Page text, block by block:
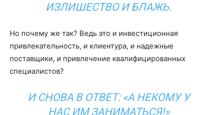
ИЗЛИШЕСТВО И БЛАЖЬ.
Но почему же так? Ведь это и инвестиционная
привлекательность, и клиентура, и надежные
поставщики, и привлечение квалифицированных
специалистов?
И СНОВА В ОТВЕТ: «А НЕКОМУ У
НАС ИМ ЗАНИМАТЬСЯ!»